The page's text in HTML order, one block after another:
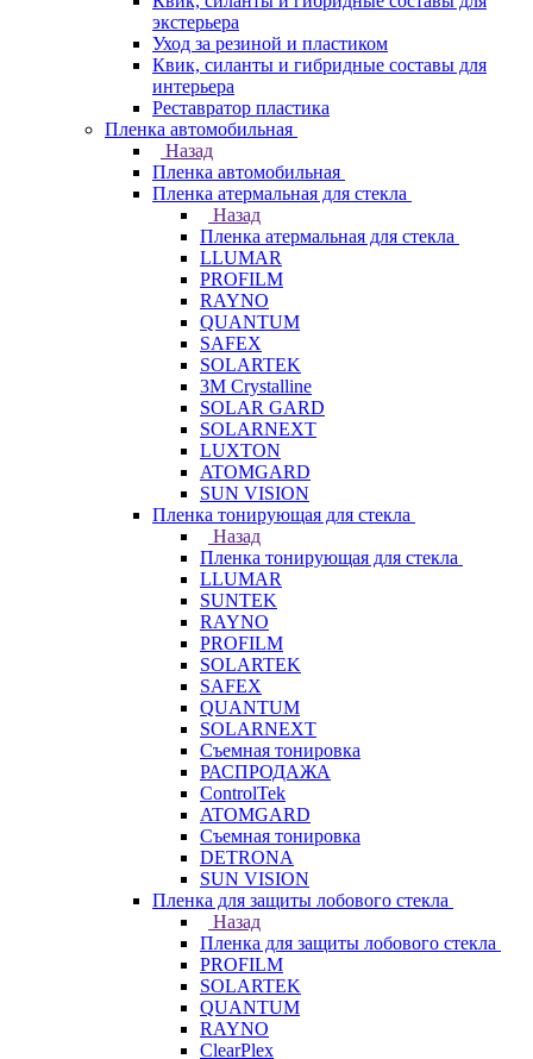
экстерьера
Уход за резиной и пластиком
Квик, силанты и гибридные составы для
интерьера
Реставратор пластика
Пленка автомобильная
Назад
Пленка автомобильная
Пленка атермальная для стекла
Назад
Пленка атермальная для стекла
LLUMAR
PROFILM
RAYNO
QUANTUM
SAFEX
SOLARTEK
3M Crystalline
SOLAR GARD
SOLARNEXT
LUXTON
ATOMGARD
SUN VISION
Пленка тонирующая для стекла
Назад
Пленка тонирующая для стекла
LLUMAR
SUNTEK
RAYNO
PROFILM
SOLARTEK
SAFEX
QUANTUM
SOLARNEXT
Съемная тонировка
РАСПРОДАЖА
ControlTek
ATOMGARD
Съемная тонировка
DETRONA
SUN VISION
Пленка для защиты лобового стекла
Назад
Пленка для защиты лобового стекла
PROFILM
SOLARTEK
QUANTUM
RAYNO
ClearPlex